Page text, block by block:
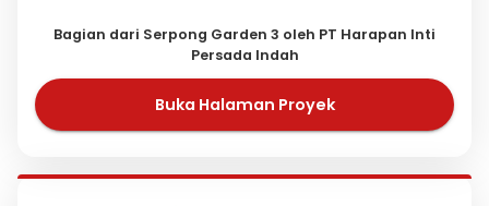
Bagian dari Serpong Garden 3 oleh PT Harapan Inti
Persada Indah
Buka Halaman Proyek